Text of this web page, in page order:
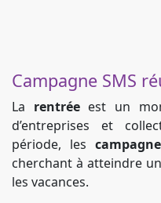
Campagne SMS
La rentréeest un
d’entreprises et
période, les
cherchant à atteindre
les vacances.